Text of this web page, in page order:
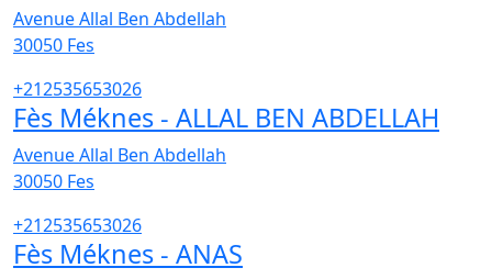
Avenue Allal Ben Abdellah
30050 Fes
+212535653026
Fès Méknes - ALLAL BEN ABDELLAH
Avenue Allal Ben Abdellah
30050 Fes
+212535653026
Fès Méknes - ANAS